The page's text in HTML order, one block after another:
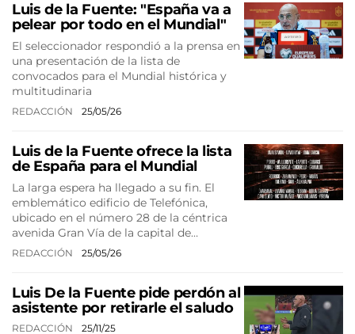
Luis de la Fuente: "España va a
pelear por todo en el Mundial"
El seleccionador respondió a la prensa en
una presentación de la lista de
convocados para el Mundial histórica y
multitudinaria
REDACCIÓN 25/05/26
Luis de la Fuente ofrece la lista
de España para el Mundial
La larga espera ha llegado a su fin. El
emblemático edificio de Telefónica,
ubicado en el número 28 de la céntrica
avenida Gran Vía de la capital de…
REDACCIÓN 25/05/26
Luis De la Fuente pide perdón al
asistente por retirarle el saludo
REDACCIÓN 25/11/25